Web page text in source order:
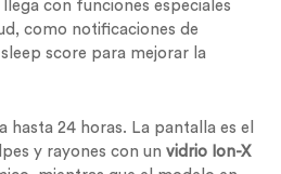
llega con funciones especiales
como notificaciones de
score para mejorar la
hasta 24 horas. La pantalla es el
y rayones con un vidrio Ion-X